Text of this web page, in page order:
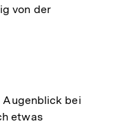
von der
Augenblick bei
etwas